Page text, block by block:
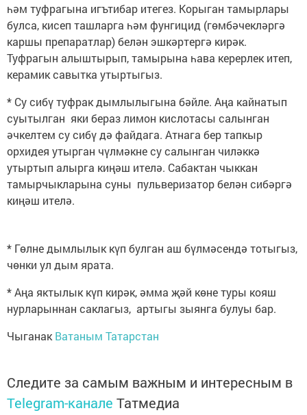
һәм туфрагына игътибар итегез. Корыган тамырлары
булса, кисеп ташларга һәм фунгицид (гөмбәчекләргә
каршы препаратлар) белән эшкәртергә кирәк.
Туфрагын алыштырып, тамырына һава керерлек итеп,
керамик савытка утыртыгыз.
* Су сибү туфрак дымлылыгына бәйле. Аңа кайнатып
суытылган яки бераз лимон кислотасы салынган
әчкелтем су сибү дә файдага. Атнага бер тапкыр
орхидея утырган чүлмәкне су салынган чиләккә
утыртып алырга киңәш ителә. Сабактан чыккан
тамырчыкларына суны пульверизатор белән сибәргә
киңәш ителә.
* Гөлне дымлылык күп булган аш бүлмәсендә тотыгыз,
чөнки ул дым ярата.
* Аңа яктылык күп кирәк, әмма җәй көне туры кояш
нурларыннан саклагыз, артыгы зыянга булуы бар.
Чыганак Ватаным Татарстан
Следите за самым важным и интересным в
Telegram-канале Татмедиа